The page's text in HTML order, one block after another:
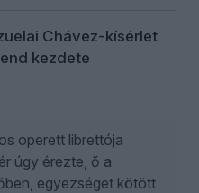
Chávez-kísérlet
kezdete
operett librettója
úgy érezte, ő a
egyezséget kötött